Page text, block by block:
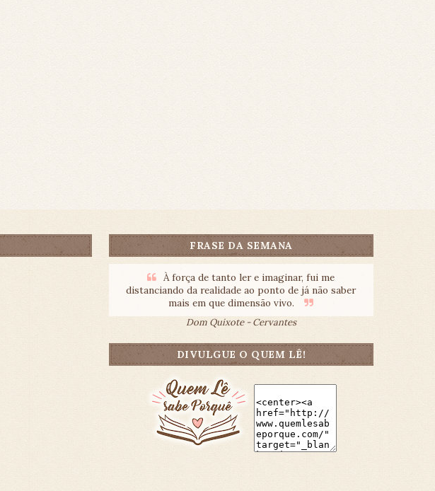
FRASE DA SEMANA
À força de tanto ler e imaginar, fui me
distanciando da realidade ao ponto de já não saber
mais em que dimensão vivo.
Dom Quixote - Cervantes
DIVULGUE O QUEM LÊ!